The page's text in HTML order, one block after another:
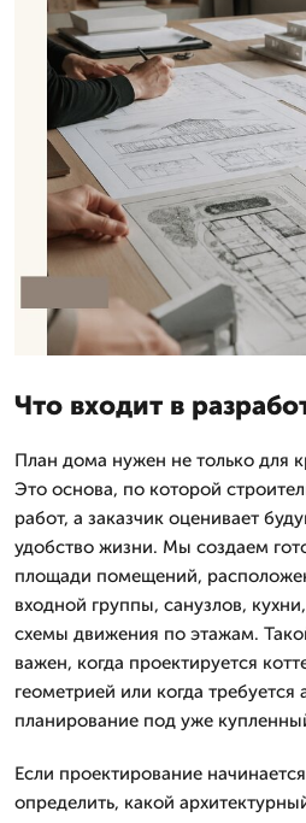
Что входит в
План дома нужен не только для
Это основа, по которой
работ, а заказчик оценивает
удобство жизни. Мы создаем
площади помещений,
входной группы, санузлов,
схемы движения по этажам.
важен, когда проектируется
геометрией или когда требуется
планирование под уже
Если проектирование
определить, какой